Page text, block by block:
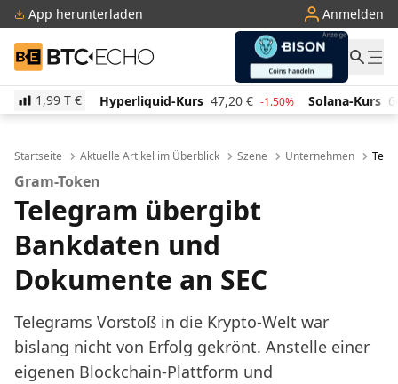
App herunterladen Anmelden
BTC-ECHO
1,99 T €
Kurs 47,20 € -1.50% Solana-Kurs 64,82 € 2.60% TRON-
Startseite Aktuelle Artikel im Überblick Szene Unternehmen
Gram-Token
Telegram übergibt
Bankdaten und
Dokumente an SEC
Telegrams Vorstoß in die Krypto-Welt war
bislang nicht von Erfolg gekrönt. Anstelle einer
eigenen Blockchain-Plattform und